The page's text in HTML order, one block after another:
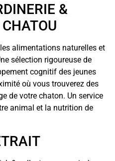
&
alimentations naturelles et
sélection rigoureuse de
cognitif des jeunes
où vous trouverez des
de votre chaton. Un service
animal et la nutrition de